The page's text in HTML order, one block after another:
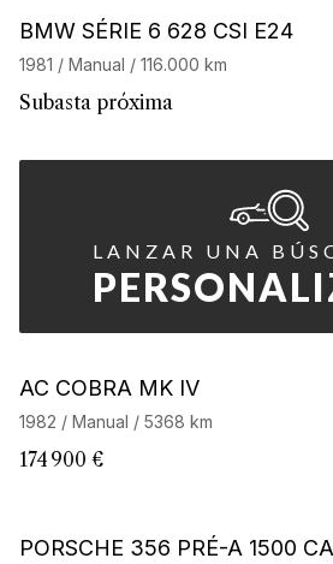
BMW SÉRIE 6 628 CSI E24
1981 / Manual / 116.000 km
Subasta próxima
LANZAR UNA
Barnes Exclusive
AC COBRA MK IV
1982 / Manual / 5368 km
174 900 €
Barnes Exclusive
PORSCHE 356 PRÉ-A 1500